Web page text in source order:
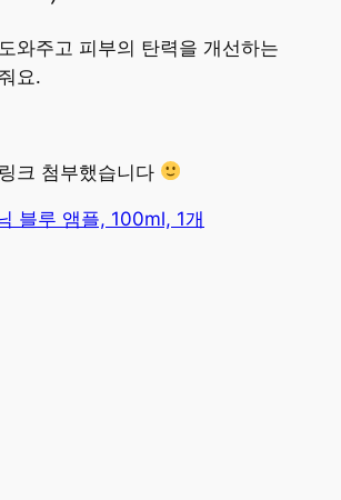
와주고 피부의 탄력을 개선하는
요.
크 첨부했습니다